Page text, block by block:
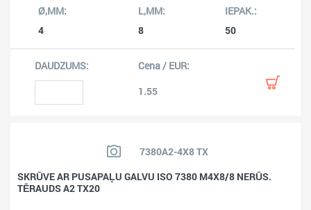
4 8 50
1.55
7380A2-4X8 TX
SKRŪVE AR PUSAPAĻU GALVU ISO 7380 M4X8/8 NERŪS.
TĒRAUDS A2 TX20